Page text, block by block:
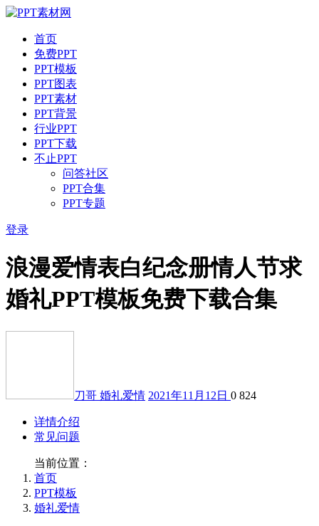
首页
免费PPT
PPT模板
PPT图表
PPT素材
PPT背景
行业PPT
PPT下载
不止PPT
问答社区
PPT合集
PPT专题
登录
浪漫爱情表白纪念册情人节求
婚礼PPT模板免费下载合集
刀哥 婚礼爱情 2021年11月12日 0 824
详情介绍
常见问题
当前位置：
首页
PPT模板
婚礼爱情